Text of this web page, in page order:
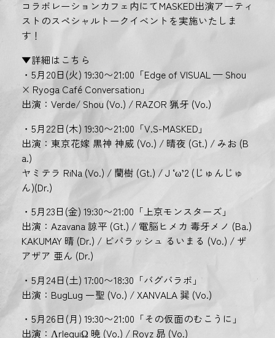
コラボレーションカフェ内にてMASKED出演アーティ
ストのスペシャルトークイベントを実施いたしま
す！
▼詳細はこちら
・5月20日(火) 19:30〜21:00「Edge of VISUAL — Shou
× Ryoga Café Conversation」
出演：Verde/ Shou (Vo.) / RAZOR 猟牙 (Vo.)
・5月22日(木) 19:30〜21:00「V.S-MASKED」
出演：東京花嫁 黒神 神威 (Vo.) / 晴夜 (Gt.) / みお (B
a.)
ヤミテラ RiNa (Vo.) / 蘭樹 (Gt.) / J ‘ω’2 (じゅんじゅ
ん)(Dr.)
・5月23日(金) 19:30〜21:00「上京モンスターズ」
出演：Azavana 諒平 (Gt.) / 電脳ヒメカ 毒牙メノ (Ba.)
KAKUMAY 晴 (Dr.) / ビバラッシュ るいまる (Vo.) / ザ
アザア 亜ん (Dr.)
・5月24日(土) 17:00〜18:30「バグバラボ」
出演：BugLug 一聖 (Vo.) / XANVALA 巽 (Vo.)
・5月26日(月) 19:30〜21:00「その仮面のむこうに」
出演：ΛrlequiΩ 暁 (Vo.) / Royz 昴 (Vo.)